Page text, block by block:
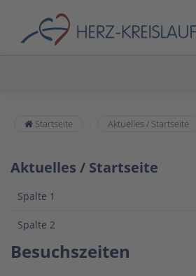
Startseite Aktuelles / Startseite
Aktuelles / Startseite
Spalte 1
Spalte 2
Besuchszeiten